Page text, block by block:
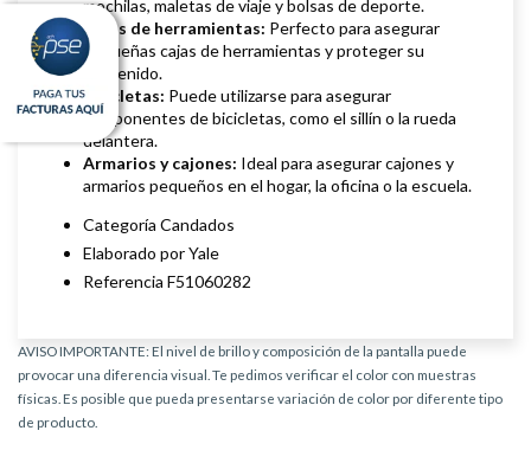
mochilas, maletas de viaje y bolsas de deporte.
Cajas de herramientas: Perfecto para asegurar
pequeñas cajas de herramientas y proteger su
contenido.
Bicicletas: Puede utilizarse para asegurar
componentes de bicicletas, como el sillín o la rueda
delantera.
Armarios y cajones: Ideal para asegurar cajones y
armarios pequeños en el hogar, la oficina o la escuela.
Categoría Candados
Elaborado por Yale
Referencia F51060282
AVISO IMPORTANTE: El nivel de brillo y composición de la pantalla puede
provocar una diferencia visual. Te pedimos verificar el color con muestras
físicas. Es posible que pueda presentarse variación de color por diferente tipo
de producto.